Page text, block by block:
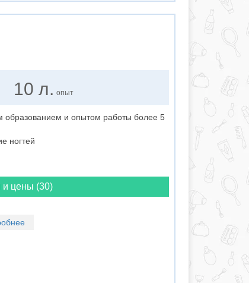
10 л. опыт
и опытом работы более 5
ногтей
и цены (30)